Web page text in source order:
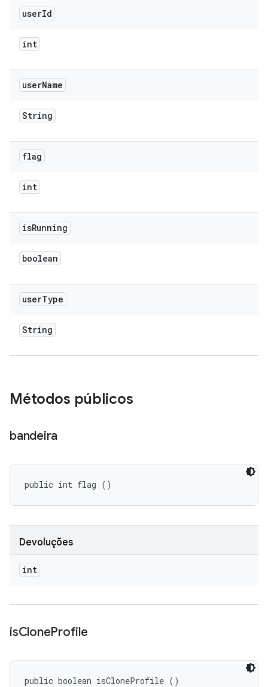
userId
int
userName
String
flag
int
isRunning
boolean
userType
String
Métodos públicos
bandeira
public int flag ()
Devoluções
int
isCloneProfile
public boolean isCloneProfile ()